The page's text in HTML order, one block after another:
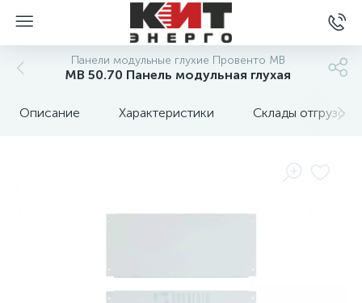
Панели модульные глухие Провенто MB
MB 50.70 Панель модульная глухая
Описание Характеристики Склады отгрузок